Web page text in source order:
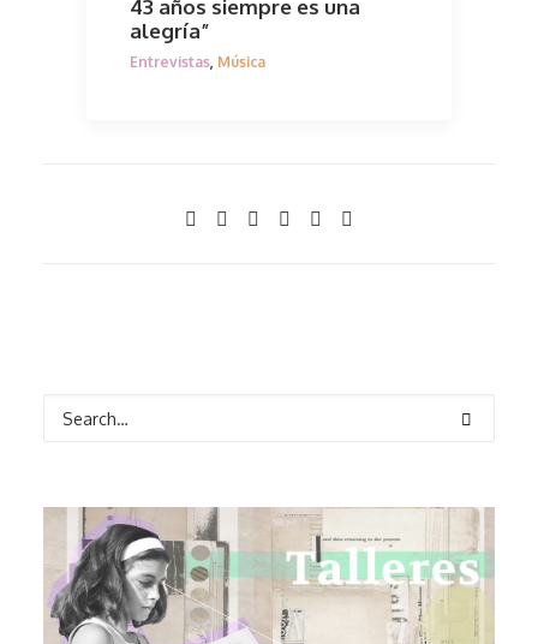
43 años siempre es una
alegría”
Entrevistas Música